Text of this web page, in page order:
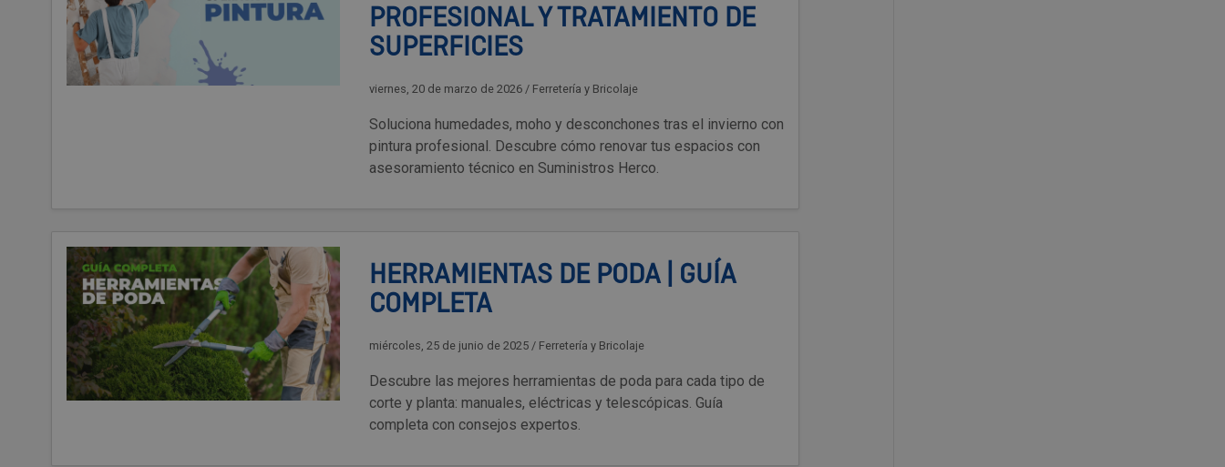
PROFESIONAL Y TRATAMIENTO DE
SUPERFICIES
viernes, 20 de marzo de 2026 / Ferretería y Bricolaje
Soluciona humedades, moho y desconchones tras el invierno con
pintura profesional. Descubre cómo renovar tus espacios con
asesoramiento técnico en Suministros Herco.
HERRAMIENTAS DE PODA | GUÍA
COMPLETA
miércoles, 25 de junio de 2025 / Ferretería y Bricolaje
Descubre las mejores herramientas de poda para cada tipo de
corte y planta: manuales, eléctricas y telescópicas. Guía
completa con consejos expertos.